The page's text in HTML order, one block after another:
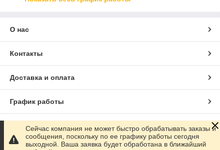
О нас
Контакты
Доставка и оплата
График работы
Полная версия сайта
Сейчас компания не может быстро обрабатывать заказы и
сообщения, поскольку по ее графику работы сегодня
выходной. Ваша заявка будет обработана в ближайший